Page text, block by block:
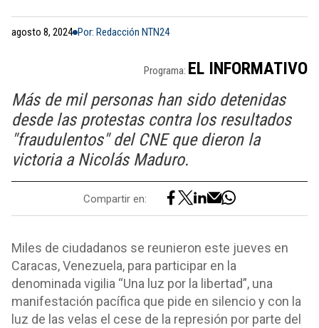
agosto 8, 2024 Por: Redacción NTN24
Programa: EL INFORMATIVO
Más de mil personas han sido detenidas
desde las protestas contra los resultados
"fraudulentos" del CNE que dieron la
victoria a Nicolás Maduro.
Compartir en:
Miles de ciudadanos se reunieron este jueves en
Caracas, Venezuela, para participar en la
denominada vigilia “Una luz por la libertad”, una
manifestación pacífica que pide en silencio y con la
luz de las velas el cese de la represión por parte del